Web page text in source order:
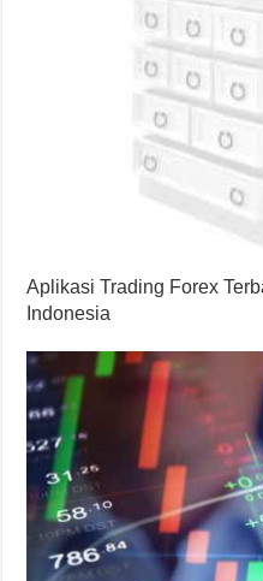
Aplikasi Trading Forex
Indonesia